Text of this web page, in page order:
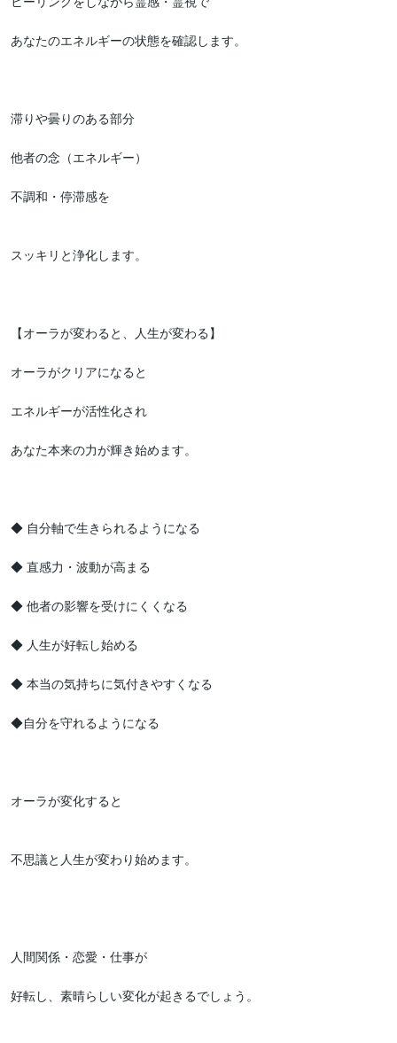
あなたのエネルギーの状態を確認します。
滞りや曇りのある部分
他者の念（エネルギー）
不調和・停滞感を
スッキリと浄化します。
【オーラが変わると、人生が変わる】
オーラがクリアになると
エネルギーが活性化され
あなた本来の力が輝き始めます。
◆ 自分軸で生きられるようになる
◆ 直感力・波動が高まる
◆ 他者の影響を受けにくくなる
◆ 人生が好転し始める
◆ 本当の気持ちに気付きやすくなる
◆自分を守れるようになる
オーラが変化すると
不思議と人生が変わり始めます。
人間関係・恋愛・仕事が
好転し、素晴らしい変化が起きるでしょう。